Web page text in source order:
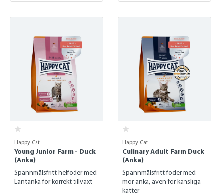
Happy Cat
Young Junior Farm - Duck
(Anka)
Spannmålsfritt helfoder med
Lantanka för korrekt tillväxt
Happy Cat
Culinary Adult Farm Duck
(Anka)
Spannmålsfritt foder med
mör anka, även för känsliga
katter